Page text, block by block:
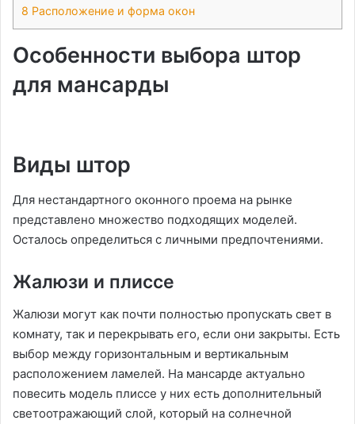
8 Расположение и форма окон
Особенности выбора штор
для мансарды
Виды штор
Для нестандартного оконного проема на рынке
представлено множество подходящих моделей.
Осталось определиться с личными предпочтениями.
Жалюзи и плиссе
Жалюзи могут как почти полностью пропускать свет в
комнату, так и перекрывать его, если они закрыты. Есть
выбор между горизонтальным и вертикальным
расположением ламелей. На мансарде актуально
повесить модель плиссе у них есть дополнительный
светоотражающий слой, который на солнечной